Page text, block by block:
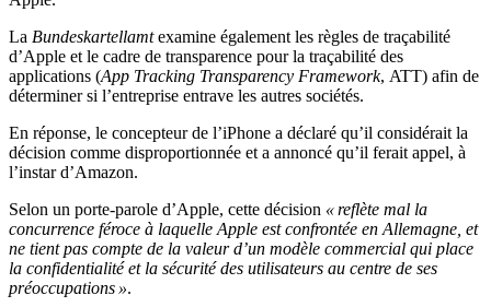
La Bundeskartellamtexamine également les règles de traçabilité
d’Apple et le cadre de transparence pour la traçabilité des
applications (App Tracking Transparency Framework, ATT) afin de
déterminer si l’entreprise entrave les autres sociétés.
En réponse, le concepteur de l’iPhone a déclaré qu’il considérait la
décision comme disproportionnée et a annoncé qu’il ferait appel, à
l’instar d’Amazon.
Selon un porte-parole d’Apple, cette décision « reflète mal la
concurrence féroce à laquelle Apple est confrontée en Allemagne, et
ne tient pas compte de la valeur d’un modèle commercial qui place
la confidentialité et la sécurité des utilisateurs au centre de ses
préoccupations ».